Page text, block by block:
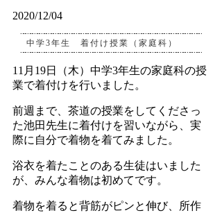
2020/12/04
中学3年生 着付け授業（家庭科）
11月19日（木）中学3年生の家庭科の授
業で着付けを行いました。
前週まで、茶道の授業をしてくださっ
た池田先生に着付けを習いながら、実
際に自分で着物を着てみました。
浴衣を着たことのある生徒はいました
が、みんな着物は初めてです。
着物を着ると背筋がピンと伸び、所作